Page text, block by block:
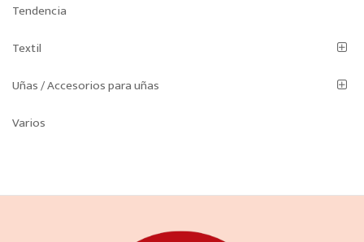
Tendencia
Textil
Uñas / Accesorios para uñas
Varios